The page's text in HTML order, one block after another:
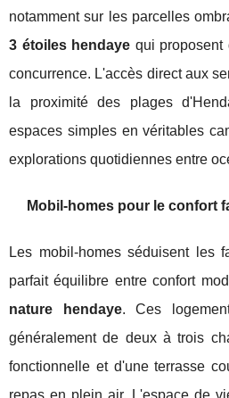
notamment sur les parcelles
3 étoiles hendaye qui proposent
concurrence. L'accès direct aux
la proximité des plages
espaces simples en véritables
explorations quotidiennes entre
Mobil-homes pour le confort
Les mobil-homes séduisent les
parfait équilibre entre confort
nature hendaye. Ces
généralement de deux à trois
fonctionnelle et d'une terrasse
repas en plein air. L'espace de